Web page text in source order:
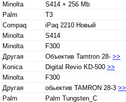
Minolta S414 + 256 Mb
Palm T3
Compaq iPaq 2210 Новый
Minolta S414
Minolta F300
Другая Объектив Tamtron 28- >>
Konica Digital Revio KD-500 >>
Minolta F300
Другая обьектив TAMRON 28-3 >>
Palm Palm Tungsten_С